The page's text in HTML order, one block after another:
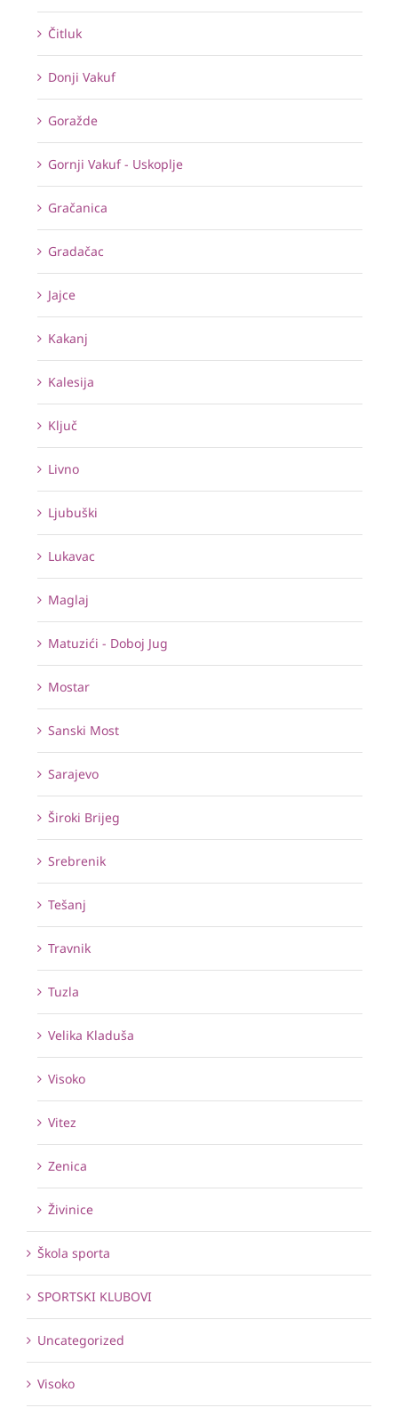
Čitluk
Donji Vakuf
Goražde
Gornji Vakuf - Uskoplje
Gračanica
Gradačac
Jajce
Kakanj
Kalesija
Ključ
Livno
Ljubuški
Lukavac
Maglaj
Matuzići - Doboj Jug
Mostar
Sanski Most
Sarajevo
Široki Brijeg
Srebrenik
Tešanj
Travnik
Tuzla
Velika Kladuša
Visoko
Vitez
Zenica
Živinice
Škola sporta
SPORTSKI KLUBOVI
Uncategorized
Visoko